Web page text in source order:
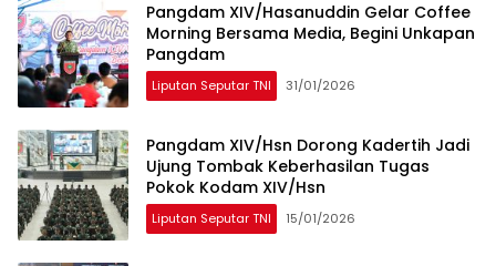
Pangdam XIV/Hasanuddin Gelar Coffee
Morning Bersama Media, Begini Unkapan
Pangdam
Liputan Seputar TNI 31/01/2026
Pangdam XIV/Hsn Dorong Kadertih Jadi
Ujung Tombak Keberhasilan Tugas
Pokok Kodam XIV/Hsn
Liputan Seputar TNI 15/01/2026